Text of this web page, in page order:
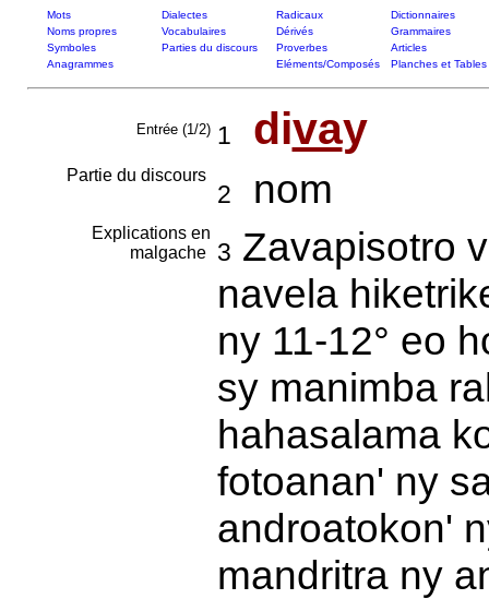
Mots Dialectes Radicaux
Dictionnaires
Noms propres
Vocabulaires Dérivés
Grammaires
Symboles
Parties du discours Proverbes
Articles
Anagrammes
Eléments/Composés Planches et Tables
Entrée (1/2) 1 divay
Partie du discours
2 nom
Explications en
malgache
3 Zavapisotro
navela
ny 11-12° eo
sy manimba
hahasalama
fotoanan' ny
androatokon'
mandritra ny